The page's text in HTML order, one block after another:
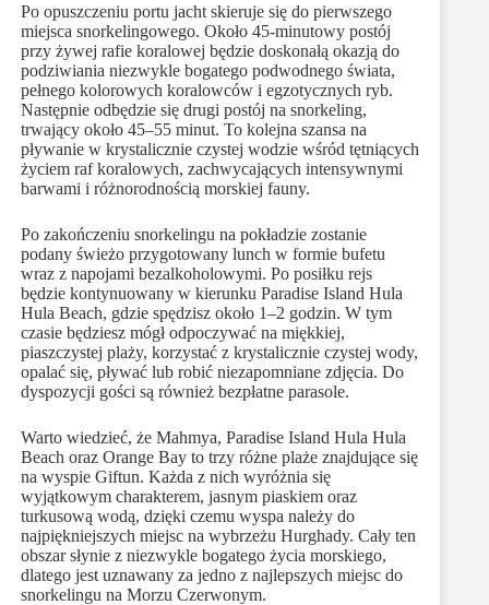
Po opuszczeniu portu jacht skieruje się do pierwszego
miejsca snorkelingowego. Około 45-minutowy postój
przy żywej rafie koralowej będzie doskonałą okazją do
podziwiania niezwykle bogatego podwodnego świata,
pełnego kolorowych koralowców i egzotycznych ryb.
Następnie odbędzie się drugi postój na snorkeling,
trwający około 45–55 minut. To kolejna szansa na
pływanie w krystalicznie czystej wodzie wśród tętniących
życiem raf koralowych, zachwycających intensywnymi
barwami i różnorodnością morskiej fauny.
Po zakończeniu snorkelingu na pokładzie zostanie
podany świeżo przygotowany lunch w formie bufetu
wraz z napojami bezalkoholowymi. Po posiłku rejs
będzie kontynuowany w kierunku Paradise Island Hula
Hula Beach, gdzie spędzisz około 1–2 godzin. W tym
czasie będziesz mógł odpoczywać na miękkiej,
piaszczystej plaży, korzystać z krystalicznie czystej wody,
opalać się, pływać lub robić niezapomniane zdjęcia. Do
dyspozycji gości są również bezpłatne parasole.
Warto wiedzieć, że Mahmya, Paradise Island Hula Hula
Beach oraz Orange Bay to trzy różne plaże znajdujące się
na wyspie Giftun. Każda z nich wyróżnia się
wyjątkowym charakterem, jasnym piaskiem oraz
turkusową wodą, dzięki czemu wyspa należy do
najpiękniejszych miejsc na wybrzeżu Hurghady. Cały ten
obszar słynie z niezwykle bogatego życia morskiego,
dlatego jest uznawany za jedno z najlepszych miejsc do
snorkelingu na Morzu Czerwonym.